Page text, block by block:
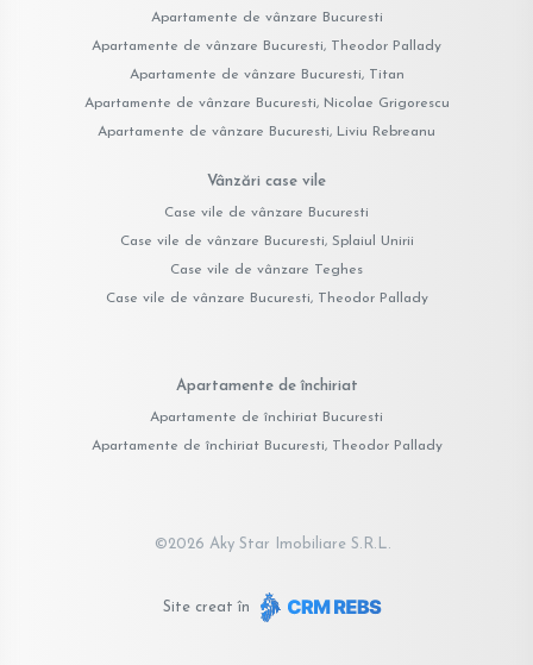
Apartamente de vânzare Bucuresti
Apartamente de vânzare Bucuresti, Theodor Pallady
Apartamente de vânzare Bucuresti, Titan
Apartamente de vânzare Bucuresti, Nicolae Grigorescu
Apartamente de vânzare Bucuresti, Liviu Rebreanu
Vânzări case vile
Case vile de vânzare Bucuresti
Case vile de vânzare Bucuresti, Splaiul Unirii
Case vile de vânzare Teghes
Case vile de vânzare Bucuresti, Theodor Pallady
Apartamente de închiriat
Apartamente de închiriat Bucuresti
Apartamente de închiriat Bucuresti, Theodor Pallady
©2026 Aky Star Imobiliare S.R.L.
Site creat în